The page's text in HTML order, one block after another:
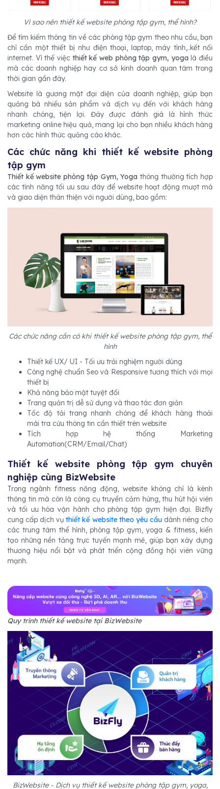
Vì sao nên thiết kế website phòng tập gym, thể hình?
Để tìm kiếm thông tin về các phòng tập gym theo nhu cầu, bạn
chỉ cần một thiết bị như điện thoại, laptop, máy tính,..kết nối
internet. Vì thế việc thiết kế web phòng tập gym, yoga là điều
mà các doanh nghiệp hay cơ sở kinh doanh quan tâm trong
thời gian gần đây.
Website là gương mặt đại diện của doanh nghiệp, giúp bạn
quảng bá nhiều sản phẩm và dịch vụ đến với khách hàng
nhanh chóng, tiện lợi. Đây được đánh giá là hình thức
marketing online hiệu quả, mang lại cho bạn nhiều khách hàng
hơn các hình thức quảng cáo khác.
Các chức năng khi thiết kế website phòng
tập gym
Thiết kế website phòng tập Gym, Yoga thông thường tích hợp
các tính năng tối ưu sau đây để website hoạt động mượt mà
và giao diện thân thiện với người dùng, bao gồm:
Các chức năng cần có khi thiết kế website phòng tập gym, thể
hình
Thiết kế UX/ UI - Tối ưu trải nghiệm người dùng
Công nghệ chuẩn Seo và Responsive tương thích với mọi
thiết bị
Khả năng bảo mật tuyệt đối
Trang quản trị dễ sử dụng và thao tác đơn giản
Tốc độ tải trang nhanh chóng để khách hàng thoải
mái tra cứu thông tin cần thiết trên website
Tích hợp hệ thống Marketing
Automation(CRM/Email/Chat)
Thiết kế website phòng tập gym chuyên
nghiệp cùng BizWebsite
Trong ngành fitness năng động, website không chỉ là kênh
thông tin mà còn là công cụ truyền cảm hứng, thu hút hội viên
và tối ưu hóa vận hành cho phòng tập gym hiện đại. Bizfly
cung cấp dịch vụthiết kế website theo yêu cầudành riêng cho
các trung tâm thể hình, phòng tập gym, yoga & fitness, kiến
tạo những nền tảng trực tuyến mạnh mẽ, giúp bạn xây dựng
thương hiệu nổi bật và phát triển cộng đồng hội viên vững
mạnh.
Quy trình thiết kế website tại BizWebsite
BizWebsite - Dịch vụ thiết kế website phòng tập gym, yoga,